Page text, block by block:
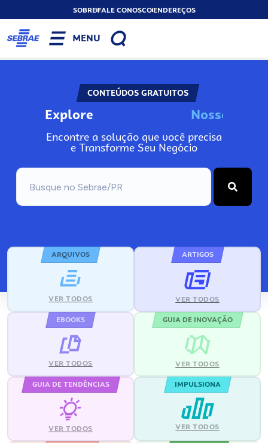
SOBREFALE CONOSCOENDEREÇOS
MENU
CONTEÚDOS GRATUITOS
Explore No
Encontre a solução que você precisa
e Transforme Seu Negócio
ARQUIVOS
VER TODOS
ARTIGOS
VER TODOS
EBOOKS
VER TODOS
GUIA DE INOVAÇÃO
VER TODOS
GUIA DE TENDÊNCIAS
VER TODOS
IMPULSIONA
VER TODOS